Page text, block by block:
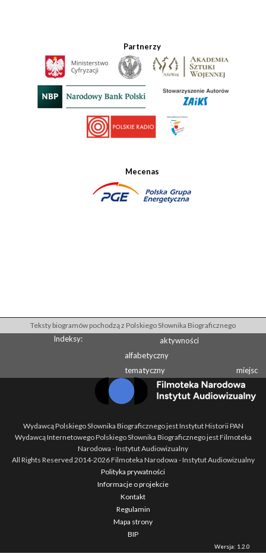
Partnerzy
Mecenas
Teksty biogramów pochodzą z Polskiego Słownika Biograficznego
Indeksy:
aktywności
alfabetyczny
tematyczny
miejsc
Wydawcą Polskiego Słownika Biograficznego jest Instytut Historii PAN
Wydawcą Internetowego Polskiego Słownika Biograficznego jest Filmoteka
Narodowa - Instytut Audiowizualny
All Rights Reserved 2014-2026Filmoteka Narodowa - Instytut Audiowizualny
Polityka prywatności
Informacje o projekcie
Kontakt
Regulamin
Mapa strony
BIP
Wersja: 1.2.0